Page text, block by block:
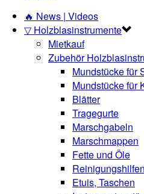
🔥 News | Videos
▽ Holzblasinstrumente
Mietkauf
Zubehör
Mundstücke für
Mundstücke für
Blätter
Tragegurte
Marschgabeln
Marschmappen
Fette und Öle
Reinigungshilfen
Etuis, Taschen